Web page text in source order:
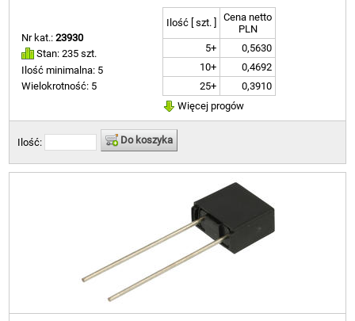
Nr kat.:23930
Stan: 235 szt.
Ilość minimalna: 5
Wielokrotność: 5
Ilość [ szt. ]
Cena netto
PLN
5+
0,5630
10+
0,4692
25+
0,3910
Więcej progów
Ilość: Do koszyka